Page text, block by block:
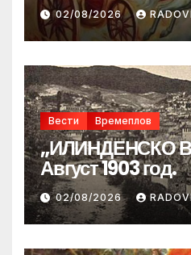
02/08/2026
Вести Времеплов
„ИЛИНДЕНСКО
Август 1903 год.
02/08/2026